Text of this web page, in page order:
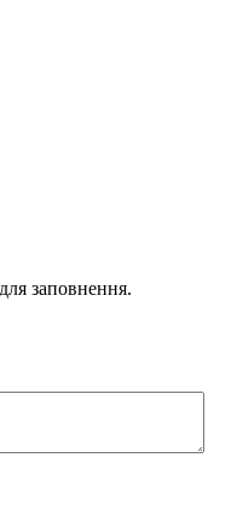
заповнення.